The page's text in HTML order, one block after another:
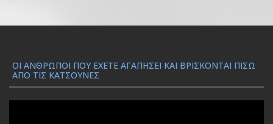
ΟΙ ΆΝΘΡΩΠΟΙ ΠΟΥ ΈΧΕΤΕ ΑΓΑΠΉΣΕΙ ΚΑΙ ΒΡΊΣΚΟΝΤΑΙ ΠΊΣΩ
ΑΠΌ ΤΙΣ ΚΑΤΣΟΎΝΕΣ